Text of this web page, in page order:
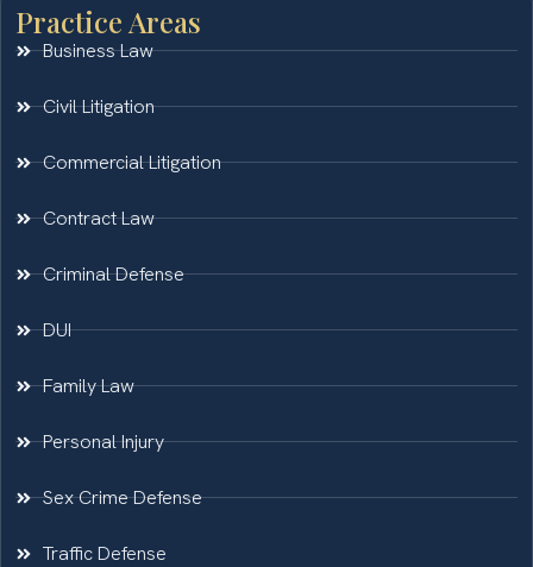
Practice Areas
Business Law
Civil Litigation
Commercial Litigation
Contract Law
Criminal Defense
DUI
Family Law
Personal Injury
Sex Crime Defense
Traffic Defense